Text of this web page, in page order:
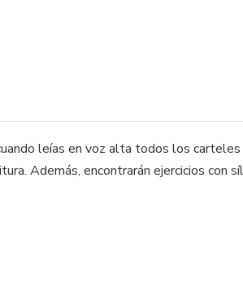
leías en voz alta todos los
Además, encontrarán ejercicios con